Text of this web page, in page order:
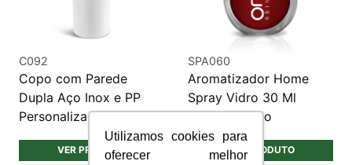
Utilizamos cookies para
oferecer melhor
C092
Copo com Parede
Dupla Aço Inox e PP
Personalizado
VER PRODUTO
SPA060
Aromatizador Home
Spray Vidro 30 Ml
Personalizado
VER PRODUTO